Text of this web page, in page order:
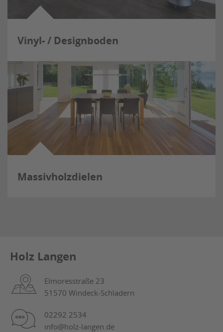
Vinyl- / Designboden
Massivholzdielen
Holz Langen
Elmoresstraße 23
51570 Windeck-Schladern
02292 2534
info@holz-langen.de